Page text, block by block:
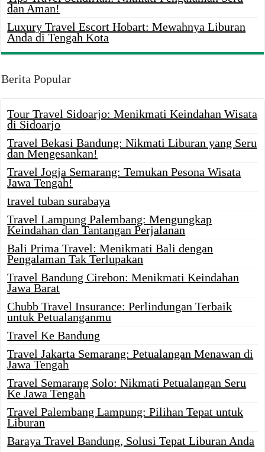
dan Aman!
Luxury Travel Escort Hobart: Mewahnya Liburan
Anda di Tengah Kota
Berita Popular
Tour Travel Sidoarjo: Menikmati Keindahan Wisata
di Sidoarjo
Travel Bekasi Bandung: Nikmati Liburan yang Seru
dan Mengesankan!
Travel Jogja Semarang: Temukan Pesona Wisata
Jawa Tengah!
travel tuban surabaya
Travel Lampung Palembang: Mengungkap
Keindahan dan Tantangan Perjalanan
Bali Prima Travel: Menikmati Bali dengan
Pengalaman Tak Terlupakan
Travel Bandung Cirebon: Menikmati Keindahan
Jawa Barat
Chubb Travel Insurance: Perlindungan Terbaik
untuk Petualanganmu
Travel Ke Bandung
Travel Jakarta Semarang: Petualangan Menawan di
Jawa Tengah
Travel Semarang Solo: Nikmati Petualangan Seru
Ke Jawa Tengah
Travel Palembang Lampung: Pilihan Tepat untuk
Liburan
Baraya Travel Bandung, Solusi Tepat Liburan Anda